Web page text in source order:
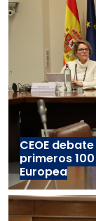
CEOE
primeros
Europea